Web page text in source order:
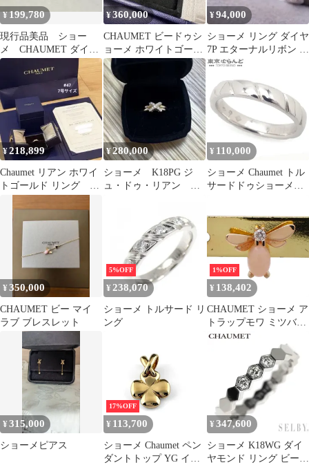
¥199,780
現行品美品 ショー
メ CHAUMET ダイヤ
モンド 幅3.5㎜トルサ
ードリング
¥360,000
CHAUMET ビードゥシ
ョーメ ホワイトゴール
ド 16号
¥94,000
ショーメ リング ダイヤ
7P エターナルリボン 50
号 Pt950
¥218,899
Chaumet リアン ホワイ
トゴールド リング
¥280,000
ショーメ K18PG ジ
ュ・ドゥ・リアン ダ
¥ 110,000
ショーメ Chaumet トル
サードドゥショーメ
16.5号相当 証明書付き
指輪 ユニセックス 仕上
済 101887068
¥350,000
CHAUMET ビー マイ
ラブ ブレスレット
5%OFF
¥ 238,070
ショーメ トルサード リ
ング
1%OFF
¥ 138,402
CHAUMET ショーメ ア
トラップモワ ミツバチ
ダイヤモンド ダイヤ ピ
アス 750 K18 ピンクオ
パール PG 5197
¥315,000
ショーメピアス
17%OFF
¥ 113,700
ショーメ Chaumet ペン
ダントトップ YG イエ
¥ 347,600
ショーメ K18WG ダイ
ヤモンド リング ビーマ